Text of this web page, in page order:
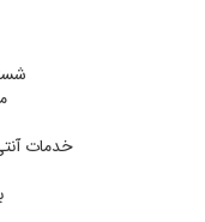
خدمات